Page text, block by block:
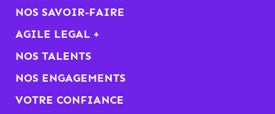
NOS SAVOIR-FAIRE
AGILE LEGAL +
NOS TALENTS
NOS ENGAGEMENTS
VOTRE CONFIANCE